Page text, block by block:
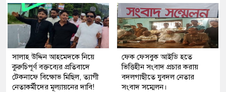
সালাহ উদ্দিন আহমেদকে নিয়ে
কুরুচিপূর্ণ বক্তব্যের প্রতিবাদে
টেকনাফে বিক্ষোভ মিছিল, ত্যাগী
নেতাকর্মীদের মূল্যায়নের দাবি!
ফেক ফেসবুক আইডি হতে
ভিত্তিহীন সংবাদ প্রচার করায়
বদলগাছীতে যুবদল নেতার
সংবাদ সম্মেলন।